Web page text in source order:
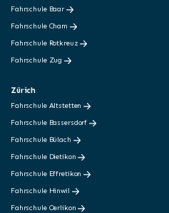
Fahrschule Baar
Fahrschule Cham
Fahrschule Rotkreuz
Fahrschule Zug
Zürich
Fahrschule Altstetten
Fahrschule Bassersdorf
Fahrschule Bülach
Fahrschule Dietikon
Fahrschule Effretikon
Fahrschule Hinwil
Fahrschule Oerlikon